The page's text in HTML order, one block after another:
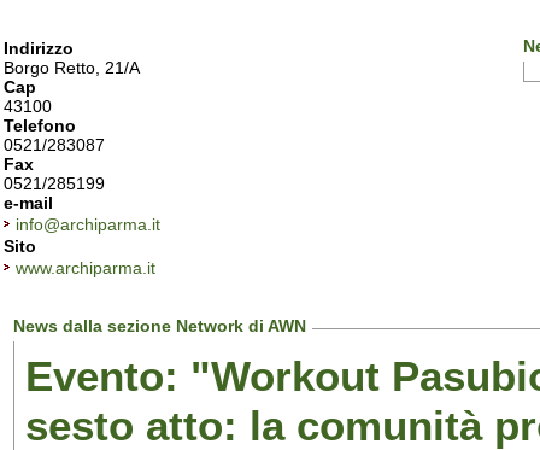
Indirizzo
Borgo Retto, 21/A
Cap
43100
Telefono
0521/283087
Fax
0521/285199
e-mail
info@archiparma.it
Sito
www.archiparma.it
News dalla sezione Network di AWN
Evento: "Workout
sesto atto: la comunità